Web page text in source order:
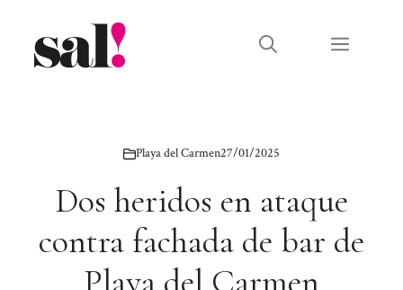
contenido
Menú
Playa del Carmen27/01/2025
Dos heridos en ataque
contra fachada de bar de